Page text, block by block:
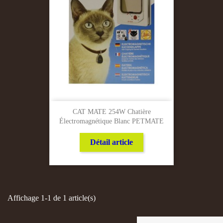
CAT MATE 254W Chatière
Électromagnétique Blanc PETMATE
Détail article
Affichage 1-1 de 1 article(s)